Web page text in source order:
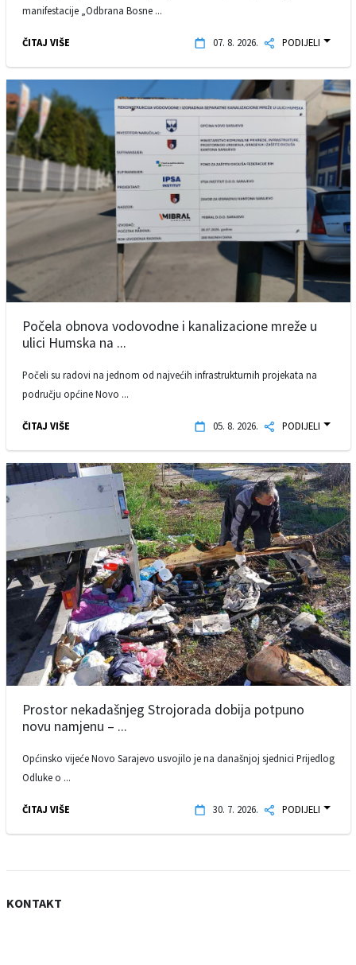
manifestacije „Odbrana Bosne ...
ČITAJ VIŠE 07. 8. 2026. PODIJELI
Počela obnova vodovodne i kanalizacione mreže u
ulici Humska na ...
Počeli su radovi na jednom od najvećih infrastrukturnih projekata na
području općine Novo ...
ČITAJ VIŠE 05. 8. 2026. PODIJELI
Prostor nekadašnjeg Strojorada dobija potpuno
novu namjenu – ...
Općinsko vijeće Novo Sarajevo usvojilo je na današnjoj sjednici Prijedlog
Odluke o ...
ČITAJ VIŠE 30. 7. 2026. PODIJELI
KONTAKT